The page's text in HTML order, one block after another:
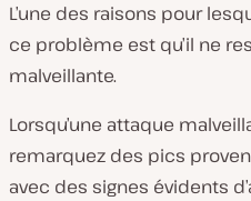
L’une des raisons pour
ce problème est qu’il ne
malveillante.
Lorsqu’une attaque
remarquez des pics
avec des signes évidents